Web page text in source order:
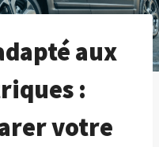
aux
:
votre